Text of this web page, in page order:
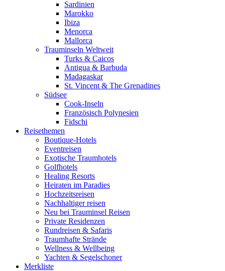
Sardinien
Marokko
Ibiza
Menorca
Mallorca
Trauminseln Weltweit
Turks & Caicos
Antigua & Barbuda
Madagaskar
St. Vincent & The Grenadines
Südsee
Cook-Inseln
Französisch Polynesien
Fidschi
Reisethemen
Boutique-Hotels
Eventreisen
Exotische Traumhotels
Golfhotels
Healing Resorts
Heiraten im Paradies
Hochzeitsreisen
Nachhaltiger reisen
Neu bei Trauminsel Reisen
Private Residenzen
Rundreisen & Safaris
Traumhafte Strände
Wellness & Wellbeing
Yachten & Segelschoner
Merkliste